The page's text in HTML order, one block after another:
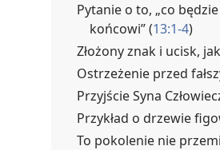
Pytanie o to, „co
końcowi” (13:1-4)
Złożony znak i ucisk,
Ostrzeżenie przed
Przyjście Syna
Przykład o drzewie
To pokolenie nie